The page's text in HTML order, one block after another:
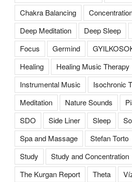
Chakra Balancing
Deep Meditation
Deep Sleep
Focus
Germind
Healing
Healing Music Therapy
Instrumental Music
Isochronic
Meditation
Nature Sounds
SDO
Side Liner Sleep
Spa and Massage
Stefan Torto
Study
Study and Concentration
The Kurgan Report
Theta